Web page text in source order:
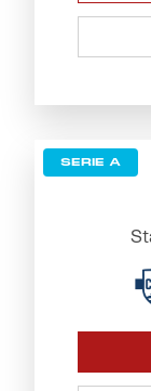
SERIE A